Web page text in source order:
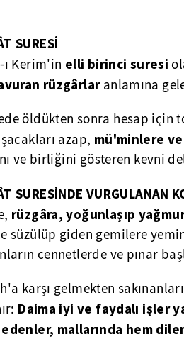
SURESİ
Kerim'in elli birinci suresi
rüzgârlaranlamına
öldükten sonra hesap için
azap, mü'minlere
ve birliğini gösteren kevni
SURESİNDE VURGULANAN
rüzgâra, yoğunlaşıp
süzülüp giden gemilere
cennetlerde ve pınar
karşı gelmekten
Daima iyi ve faydalı işler
mallarında hem